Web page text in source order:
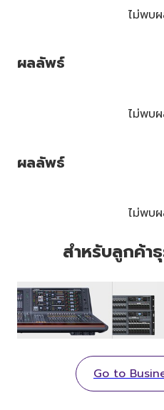
ไม่พบ
ผลลัพธ์
ไม่พบ
ผลลัพธ์
ไม่พบ
สำหรับลูกค้
Go to